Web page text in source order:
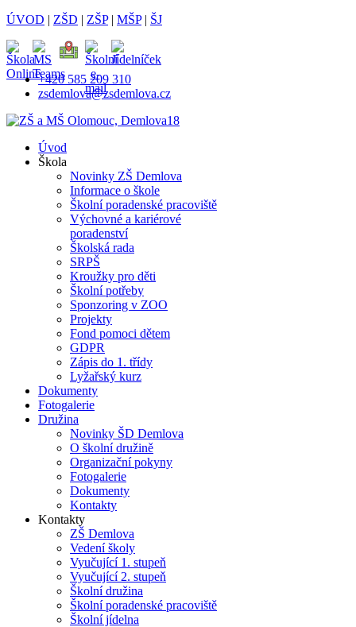
ÚVOD | ZŠD | ZŠP| MŠP| ŠJ
+420 585 209 310
zsdemlova@zsdemlova.cz
Úvod
Škola
Novinky ZŠ Demlova
Informace o škole
Školní poradenské pracoviště
Výchovné a kariérové
poradenství
Školská rada
SRPŠ
Kroužky pro děti
Školní potřeby
Sponzoring v ZOO
Projekty
Fond pomoci dětem
GDPR
Zápis do 1. třídy
Lyžařský kurz
Dokumenty
Fotogalerie
Družina
Novinky ŠD Demlova
O školní družině
Organizační pokyny
Fotogalerie
Dokumenty
Kontakty
Kontakty
ZŠ Demlova
Vedení školy
Vyučující 1. stupeň
Vyučující 2. stupeň
Školní družina
Školní poradenské pracoviště
Školní jídelna